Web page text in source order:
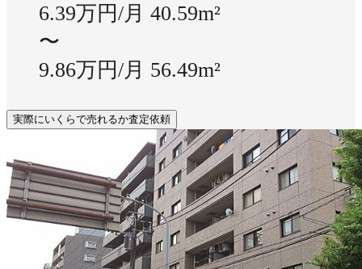
6.39万円/月 40.59m²
〜
9.86万円/月 56.49m²
実際にいくらで売れるか査定依頼